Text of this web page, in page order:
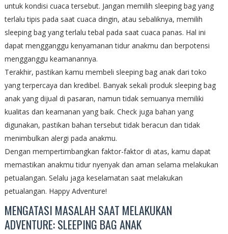
untuk kondisi cuaca tersebut. Jangan memilih sleeping bag yang
terlalu tipis pada saat cuaca dingin, atau sebaliknya, memilih
sleeping bag yang terlalu tebal pada saat cuaca panas. Hal ini
dapat mengganggu kenyamanan tidur anakmu dan berpotensi
mengganggu keamanannya.
Terakhir, pastikan kamu membeli sleeping bag anak dari toko
yang terpercaya dan kredibel. Banyak sekali produk sleeping bag
anak yang dijual di pasaran, namun tidak semuanya memiliki
kualitas dan keamanan yang baik. Check juga bahan yang
digunakan, pastikan bahan tersebut tidak beracun dan tidak
menimbulkan alergi pada anakmu.
Dengan mempertimbangkan faktor-faktor di atas, kamu dapat
memastikan anakmu tidur nyenyak dan aman selama melakukan
petualangan. Selalu jaga keselamatan saat melakukan
petualangan. Happy Adventure!
MENGATASI MASALAH SAAT MELAKUKAN
ADVENTURE: SLEEPING BAG ANAK